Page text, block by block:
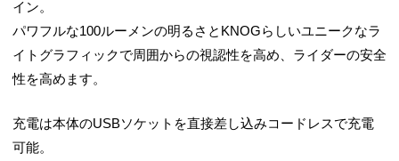
イン。
パワフルな100ルーメンの明るさとKNOGらしいユニークなラ
イトグラフィックで周囲からの視認性を高め、ライダーの安全
性を高めます。
充電は本体のUSBソケットを直接差し込みコードレスで充電
可能。